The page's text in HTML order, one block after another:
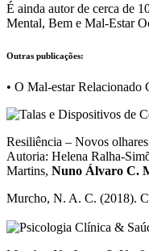
É ainda autor de cerca de
Mental, Bem e Mal-Estar
Outras publicações:
• O Mal-estar Relacionado
Resiliência – Novos
Autoria: Helena Ralha-
Martins, Nuno Álvaro C.
Murcho, N. A. C. (2018).